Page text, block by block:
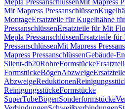
Mepla PressanschlüssenMit Mapress
Mit Mapress Pressanschlüssen
MontageErsatzteile für Kugelhähne
PressanschlüssenErsatzteile für Mit
Mepla PressanschlüssenErsatzteile für
PressanschlüssenMit Mapress
Mapress PressanschlüssenGebäude-
Silent-db20RohreFormstücke
FormstückeBögenAbzweige
AbzweigeReduktionen
ReinigungsstückeFormstücke
SuperTubeBögenSonderformstücke